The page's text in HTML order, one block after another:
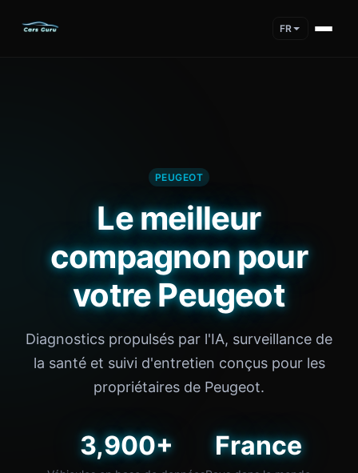
FR
PEUGEOT
Le meilleur
compagnon pour
votre Peugeot
Diagnostics propulsés par l'IA, surveillance de
la santé et suivi d'entretien conçus pour les
propriétaires de Peugeot.
3,900+ France